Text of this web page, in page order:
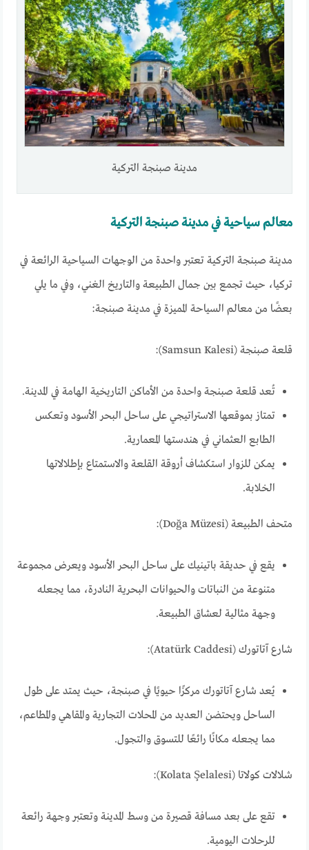
مدينة صبنجة التركية
معالم سياحية في مدينة صبنجة التركية
مدينة صبنجة التركية تعتبر واحدة من الوجهات السياحية الرائعة في
تركيا، حيث تجمع بين جمال الطبيعة والتاريخ الغني، وفي ما يلي
بعضًا من معالم السياحة المميزة في مدينة صبنجة:
قلعة صبنجة (Samsun Kalesi):
تُعد قلعة صبنجة واحدة من الأماكن التاريخية الهامة في المدينة.
تمتاز بموقعها الاستراتيجي على ساحل البحر الأسود وتعكس
الطابع العثماني في هندستها المعمارية.
يمكن للزوار استكشاف أروقة القلعة والاستمتاع بإطلالاتها
الخلابة.
متحف الطبيعة (Doğa Müzesi):
يقع في حديقة باتينيك على ساحل البحر الأسود ويعرض مجموعة
متنوعة من النباتات والحيوانات البحرية النادرة، مما يجعله
وجهة مثالية لعشاق الطبيعة.
شارع آتاتورك (Atatürk Caddesi):
يُعد شارع آتاتورك مركزًا حيويًا في صبنجة، حيث يمتد على طول
الساحل ويحتضن العديد من المحلات التجارية والمقاهي والمطاعم،
مما يجعله مكانًا رائعًا للتسوق والتجول.
شلالات كولاتا (Kolata Şelalesi):
تقع على بعد مسافة قصيرة من وسط المدينة وتعتبر وجهة رائعة
للرحلات اليومية.